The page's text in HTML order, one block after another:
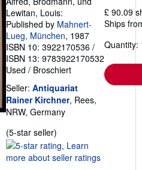
Lewitan, Louis:
Published by Mahnert-
Lueg, München, 1987
ISBN 10: 3922170536 /
ISBN 13: 9783922170532
Used / Broschiert
Seller: Antiquariat
Rainer Kirchner, Rees,
NRW, Germany
(5-star seller)
rating
5
£ 90.09
Ships
Quantity: